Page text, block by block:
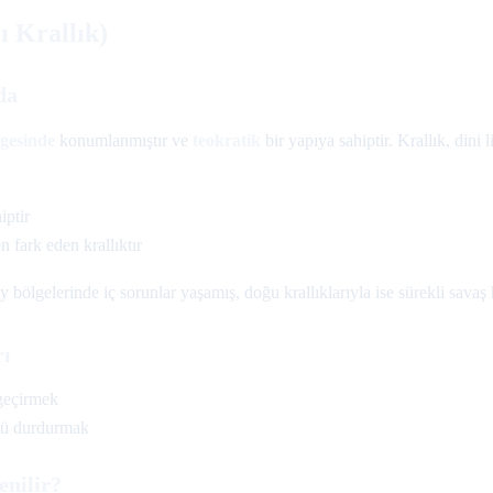
konumlanmıştır ve bir yapıya sahiptir. Krallık, dini
fark eden krallıktır
bölgelerinde iç sorunlar yaşamış, doğu krallıklarıyla ise sürekli savaş
durdurmak